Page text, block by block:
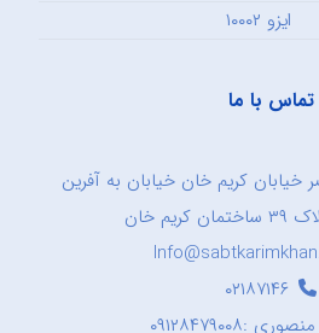
ایزو ۱۰۰۰۲
تماس با ما
خیابان کریم خان خیابان به آفرین
خان
۰۲۱۸۷۱۴۶
:۰۹۱۲۸۴۷۹۰۰۸